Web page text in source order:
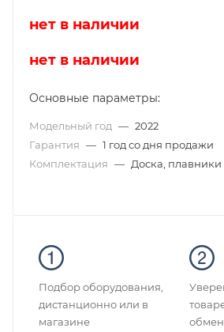
нет в наличии
нет в наличии
Основные параметры:
Модельный год — 2022
Гарантия — 1 год со дня продажи
Комплектация — Доска, плавники
Подбор оборудования,
дистанционно или в
магазине